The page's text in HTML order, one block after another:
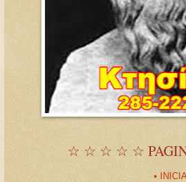
☆ ☆ ☆ ☆ ☆
•